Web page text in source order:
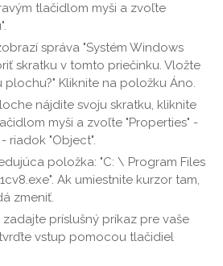
tlačidlom myši a zvoľte
správa "Systém Windows
skratku v tomto priečinku. Vložte
Kliknite na položku Áno.
nájdite svoju skratku, kliknite
myši a zvoľte "Properties" -
riadok "Object".
položka: "C: \ Program Files
Ak umiestnite kurzor tam,
zmeniť.
príslušný príkaz pre vaše
vstup pomocou tlačidiel